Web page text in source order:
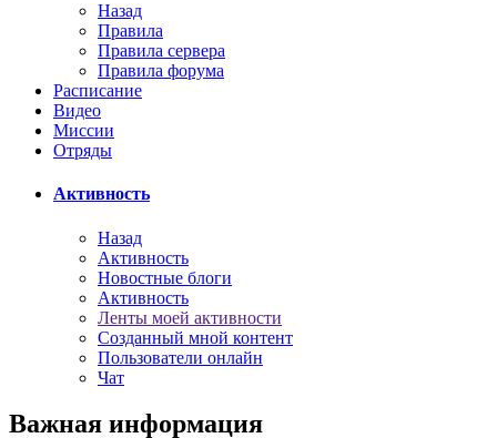
Назад
Правила
Правила сервера
Правила форума
Расписание
Видео
Миссии
Отряды
Активность
Назад
Активность
Новостные блоги
Активность
Ленты моей активности
Созданный мной контент
Пользователи онлайн
Чат
Важная информация